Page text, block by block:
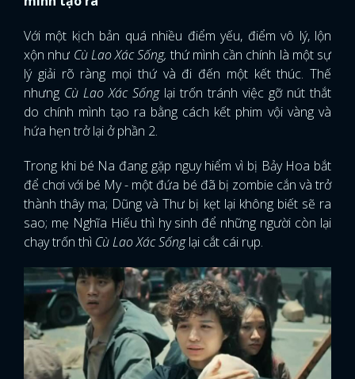
FACEBOOK GOOGLE
Với một kịch bản quá nhiều điểm yếu, điểm vô lý, lộn
xộn như Cù Lao Xác Sống, thứ mình cần chính là một sự
lý giải rõ ràng mọi thứ và đi đến một kết thúc. Thế
nhưng Cù Lao Xác Sốnglại trốn tránh việc gỡ nút thắt
do chính mình tạo ra bằng cách kết phim vội vàng và
hứa hẹn trở lại ở phần 2.
Trong khi bé Na đang gặp nguy hiểm vì bị Bảy Hoa bắt
để chơi với bé My - một đứa bé đã bị zombie cắn và trở
thành thây ma; Dũng và Thư bị kẹt lại không biết sẽ ra
sao; mẹ Nghĩa Hiếu thì hy sinh để những người còn lại
chạy trốn thì Cù Lao Xác Sốnglại cắt cái rụp.